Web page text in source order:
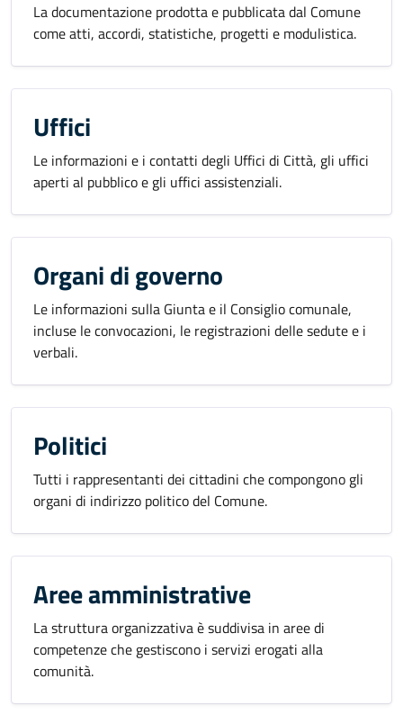
La documentazione prodotta e pubblicata dal Comune
come atti, accordi, statistiche, progetti e modulistica.
Uffici
Le informazioni e i contatti degli Uffici di Città, gli uffici
aperti al pubblico e gli uffici assistenziali.
Organi di governo
Le informazioni sulla Giunta e il Consiglio comunale,
incluse le convocazioni, le registrazioni delle sedute e i
verbali.
Politici
Tutti i rappresentanti dei cittadini che compongono gli
organi di indirizzo politico del Comune.
Aree amministrative
La struttura organizzativa è suddivisa in aree di
competenze che gestiscono i servizi erogati alla
comunità.